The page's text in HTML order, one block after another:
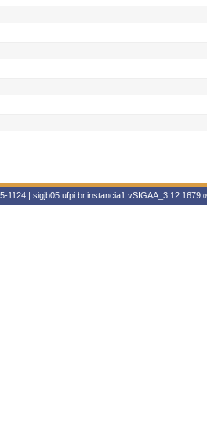
1124 | sigjb05.ufpi.br.instancia1 vSIGAA_3.12.1679